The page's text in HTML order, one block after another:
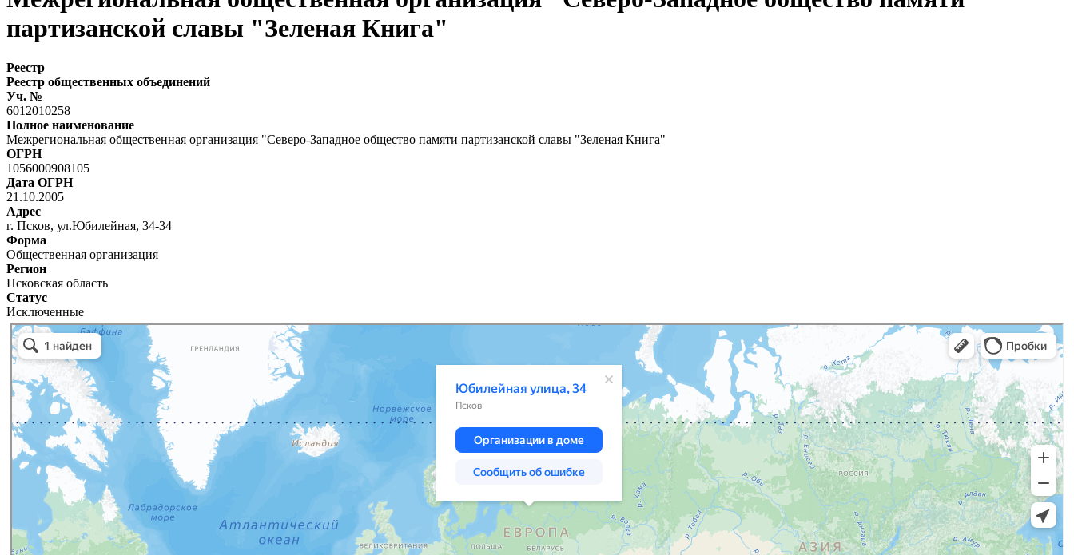
партизанской славы "Зеленая Книга"
Реестр
Реестр общественных объединений
Уч. №
6012010258
Полное наименование
Межрегиональная общественная организация "Северо-Западное общество памяти партизанской славы "Зеленая Книга"
ОГРН
1056000908105
Дата ОГРН
21.10.2005
Адрес
г. Псков, ул.Юбилейная, 34-34
Форма
Общественная организация
Регион
Псковская область
Статус
Исключенные